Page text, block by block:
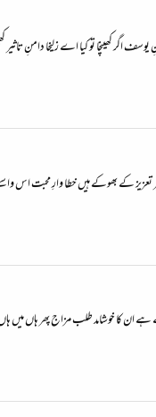
یوسف اگر کھینچا تو کیا اے زلیخا
کے بھوکے ہیں خطا وارِ محبت اس
کا خوشامد طلب مزاج پھر ہاں میں